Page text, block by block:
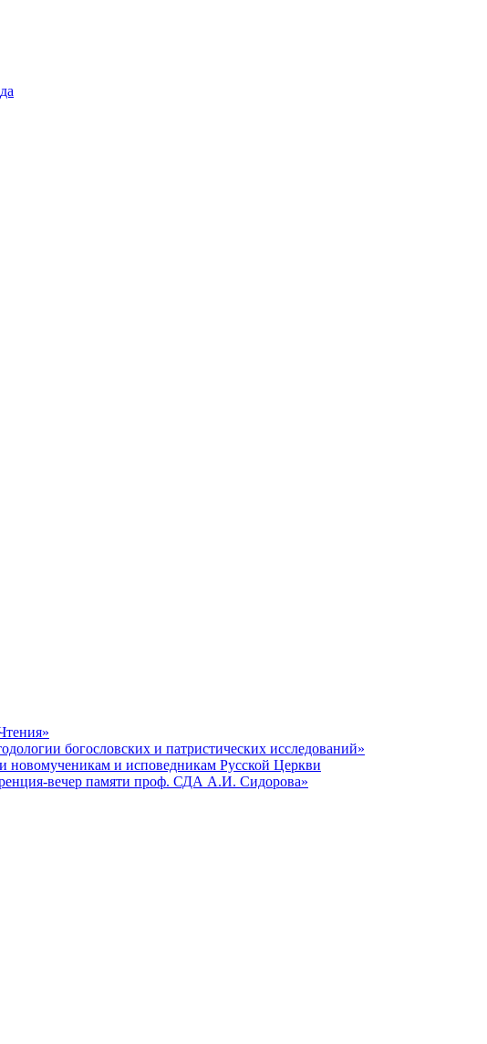
богословских и патристических исследований»
новомученикам и исповедникам Русской Церкви
вечер памяти проф. СДА А.И. Сидорова»